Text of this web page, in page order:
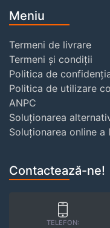
Meniu
Termeni de livrare
Termeni și condiții
Politica de
Politica de utilizare
ANPC
Soluționarea
Soluționarea online
Contactează-ne!
TELEFON: